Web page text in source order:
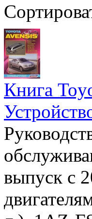
Книга
выпуск с